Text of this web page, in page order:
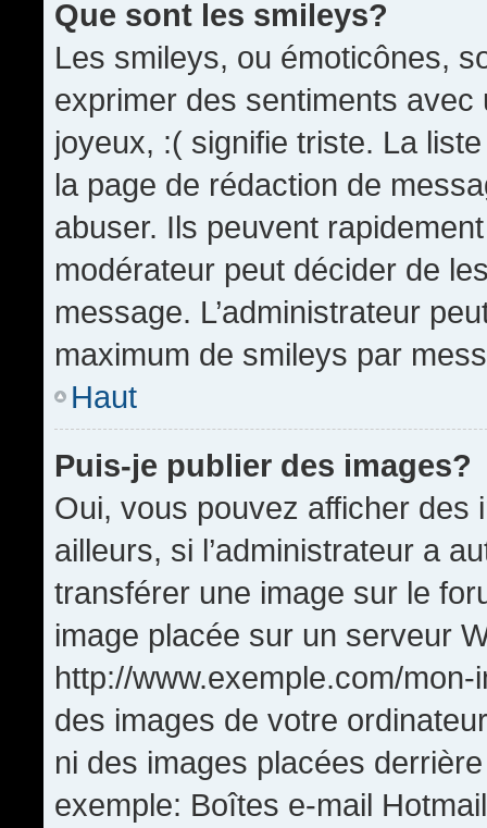
Que sont les smileys?
Les smileys, ou émoticônes,
exprimer des sentiments
joyeux, :( signifie triste. La
la page de rédaction de
abuser. Ils peuvent
modérateur peut décider de
message. L’administrateur
maximum de smileys par
Haut
Puis-je publier des images?
Oui, vous pouvez afficher
ailleurs, si l’administrateur a
transférer une image sur le
image placée sur un serveur
http://www.exemple.com/
des images de votre
ni des images placées
exemple: Boîtes e-mail